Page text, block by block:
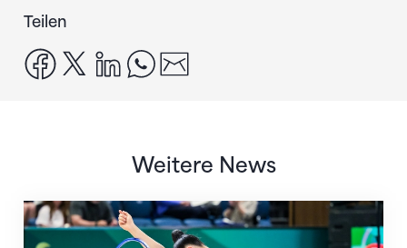
Teilen
facebook
x linkedinwhatsapp
Weitere News
Nächster Halt: Weltmeisterschaft